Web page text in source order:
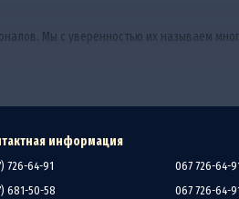
Мы с уверенностью их называем
информация
726-64-91
681-50-58
067 726-64-
067 726-64-